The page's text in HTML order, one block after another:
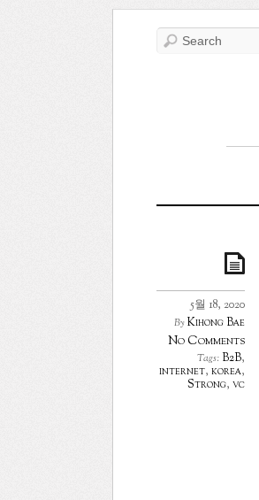
5월 18, 2020
ByKihong Bae
No Comments
Tags: B2B,
internet, korea,
Strong, vc